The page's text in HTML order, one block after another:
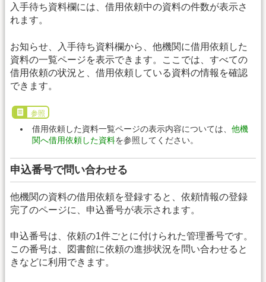
入手待ち資料欄には、借用依頼中の資料の件数が表示さ
れます。
お知らせ、入手待ち資料欄から、他機関に借用依頼した
資料の一覧ページを表示できます。ここでは、すべての
借用依頼の状況と、借用依頼している資料の情報を確認
できます。
参照
借用依頼した資料一覧ページの表示内容については、 他機
関へ借用依頼した資料を参照してください。
申込番号で問い合わせる
他機関の資料の借用依頼を登録すると、依頼情報の登録
完了のページに、申込番号が表示されます。
申込番号は、依頼の1件ごとに付けられた管理番号です。
この番号は、図書館に依頼の進捗状況を問い合わせると
きなどに利用できます。